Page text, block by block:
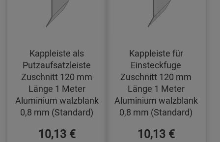
Kappleiste als
Putzaufsatzleiste
Zuschnitt 120 mm
Länge 1 Meter
Aluminium walzblank
0,8 mm (Standard)
10,13 €
Kappleiste für
Einsteckfuge
Zuschnitt 120 mm
Länge 1 Meter
Aluminium walzblank
0,8 mm (Standard)
10,13 €